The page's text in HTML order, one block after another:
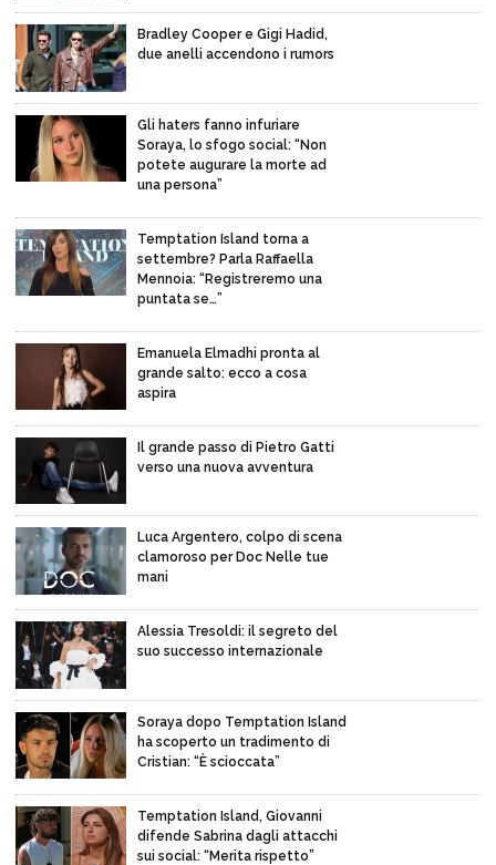
Bradley Cooper e Gigi Hadid,
due anelli accendono i rumors
Gli haters fanno infuriare
Soraya, lo sfogo social: “Non
potete augurare la morte ad
una persona”
Temptation Island torna a
settembre? Parla Raffaella
Mennoia: “Registreremo una
puntata se…”
Emanuela Elmadhi pronta al
grande salto: ecco a cosa
aspira
Il grande passo di Pietro Gatti
verso una nuova avventura
Luca Argentero, colpo di scena
clamoroso per Doc Nelle tue
mani
Alessia Tresoldi: il segreto del
suo successo internazionale
Soraya dopo Temptation Island
ha scoperto un tradimento di
Cristian: “È scioccata”
Temptation Island, Giovanni
difende Sabrina dagli attacchi
sui social: “Merita rispetto”